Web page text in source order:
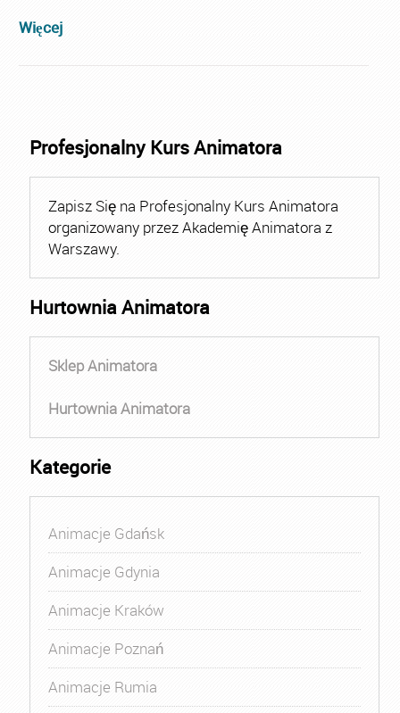
Więcej
Profesjonalny Kurs Animatora
Zapisz Się na Profesjonalny Kurs Animatora
organizowany przez Akademię Animatora z
Warszawy.
Hurtownia Animatora
Sklep Animatora
Hurtownia Animatora
Kategorie
Animacje Gdańsk
Animacje Gdynia
Animacje Kraków
Animacje Poznań
Animacje Rumia